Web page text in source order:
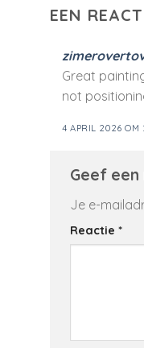
EEN
Great
not
4 APRIL 2026 OM
Geef
Je e-
Reactie *